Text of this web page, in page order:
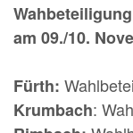
am 09./10.
Fürth:
Krumbach: